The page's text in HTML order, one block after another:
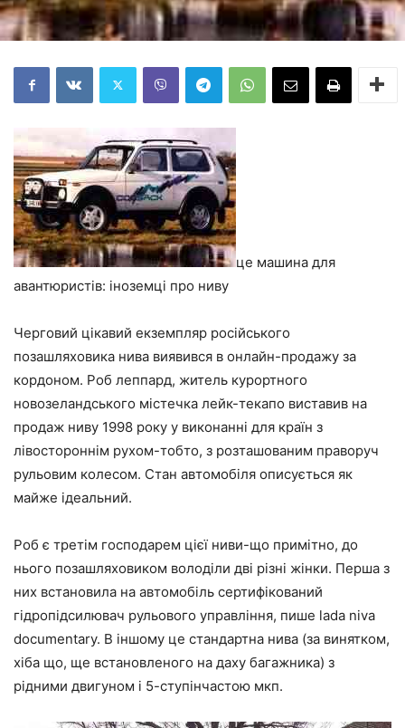
це машина для
авантюристів: іноземці про ниву
Черговий цікавий екземпляр російського
позашляховика нива виявився в онлайн-продажу за
кордоном. Роб леппард, житель курортного
новозеландського містечка лейк-текапо виставив на
продаж ниву 1998 року у виконанні для країн з
лівостороннім рухом-тобто, з розташованим праворуч
рульовим колесом. Стан автомобіля описується як
майже ідеальний.
Роб є третім господарем цієї ниви-що примітно, до
нього позашляховиком володіли дві різні жінки. Перша з
них встановила на автомобіль сертифікований
гідропідсилювач рульового управління, пише lada niva
documentary. В іншому це стандартна нива (за винятком,
хіба що, ще встановленого на даху багажника) з
рідними двигуном і 5-ступінчастою мкп.